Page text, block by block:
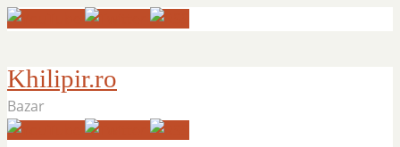
Khilipir.ro
Bazar